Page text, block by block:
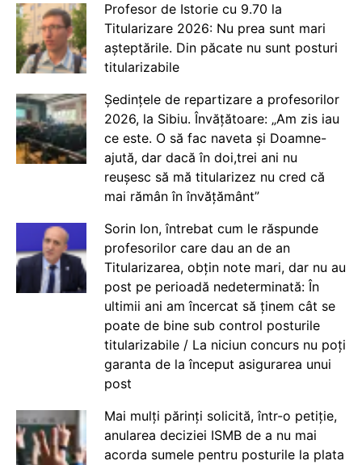
Profesor de Istorie cu 9.70 la
Titularizare 2026: Nu prea sunt mari
așteptările. Din păcate nu sunt posturi
titularizabile
Ședințele de repartizare a profesorilor
2026, la Sibiu. Învățătoare: „Am zis iau
ce este. O să fac naveta și Doamne-
ajută, dar dacă în doi,trei ani nu
reușesc să mă titularizez nu cred că
mai rămân în învățământ”
Sorin Ion, întrebat cum le răspunde
profesorilor care dau an de an
Titularizarea, obțin note mari, dar nu au
post pe perioadă nedeterminată: În
ultimii ani am încercat să ținem cât se
poate de bine sub control posturile
titularizabile / La niciun concurs nu poți
garanta de la început asigurarea unui
post
Mai mulți părinți solicită, într-o petiție,
anularea deciziei ISMB de a nu mai
acorda sumele pentru posturile la plata